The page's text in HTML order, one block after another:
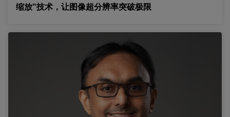
缩放"技术，让图像超分辨率突破极限